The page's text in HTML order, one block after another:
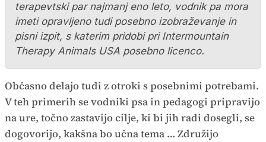
terapevtski par najmanj eno leto, vodnik pa mora
imeti opravljeno tudi posebno izobraževanje in
pisni izpit, s katerim pridobi pri Intermountain
Therapy Animals USA posebno licenco.
Občasno delajo tudi z otroki s posebnimi potrebami.
V teh primerih se vodniki psa in pedagogi pripravijo
na ure, točno zastavijo cilje, ki bi jih radi dosegli, se
dogovorijo, kakšna bo učna tema … Združijo